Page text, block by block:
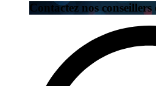
Contactez nos